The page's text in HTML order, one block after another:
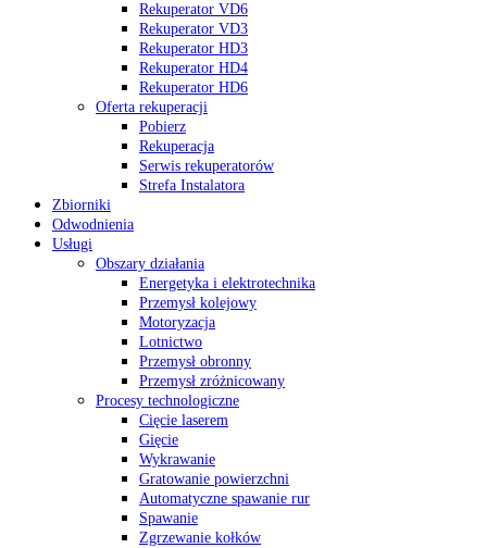
Rekuperator VD6
Rekuperator VD3
Rekuperator HD3
Rekuperator HD4
Rekuperator HD6
Oferta rekuperacji
Pobierz
Rekuperacja
Serwis rekuperatorów
Strefa Instalatora
Zbiorniki
Odwodnienia
Usługi
Obszary działania
Energetyka i elektrotechnika
Przemysł kolejowy
Motoryzacja
Lotnictwo
Przemysł obronny
Przemysł zróżnicowany
Procesy technologiczne
Cięcie laserem
Gięcie
Wykrawanie
Gratowanie powierzchni
Automatyczne spawanie rur
Spawanie
Zgrzewanie kołków